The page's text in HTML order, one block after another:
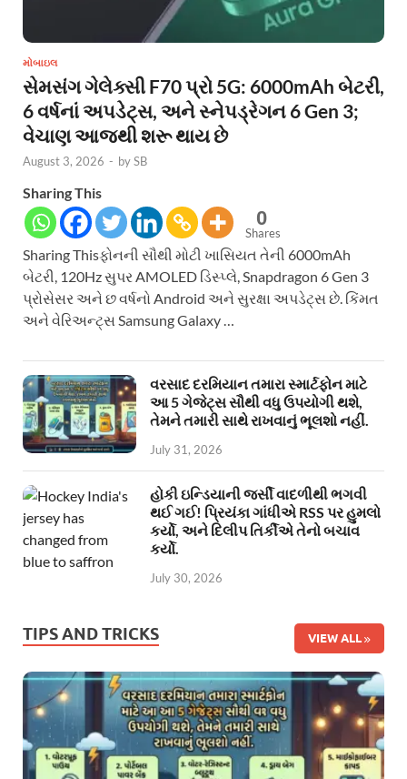
મોબાઇલ
સેમસંગ ગેલેક્સી F70 પ્રો 5G: 6000mAh બેટરી,
6 વર્ષનાં અપડેટ્સ, અને સ્નેપડ્રેગન 6 Gen 3;
વેચાણ આજથી શરૂ થાય છે
August 3, 2026 - bySB
Sharing This
0
Shares
Sharing Thisફોનની સૌથી મોટી ખાસિયત તેની 6000mAh
બેટરી, 120Hz સુપર AMOLED ડિસ્પ્લે, Snapdragon 6 Gen 3
પ્રોસેસર અને છ વર્ષનો Android અને સુરક્ષા અપડેટ્સ છે. કિંમત
અને વેરિઅન્ટ્સ Samsung Galaxy …
વરસાદ દરમિયાન તમારા સ્માર્ટફોન માટે
આ 5 ગેજેટ્સ સૌથી વધુ ઉપયોગી થશે,
તેમને તમારી સાથે રાખવાનું ભૂલશો નહીં.
July 31, 2026
હોકી ઇન્ડિયાની જર્સી વાદળીથી ભગવી
થઈ ગઈ! પ્રિયંકા ગાંધીએ RSS પર હુમલો
કર્યો, અને દિલીપ તિર્કીએ તેનો બચાવ
કર્યો.
July 30, 2026
TIPS AND TRICKS VIEW ALL